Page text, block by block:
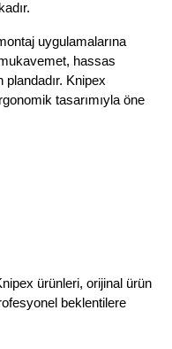
uygulamalarına
hassas
Knipex
tasarımıyla öne
ürünleri, orijinal ürün
beklentilere